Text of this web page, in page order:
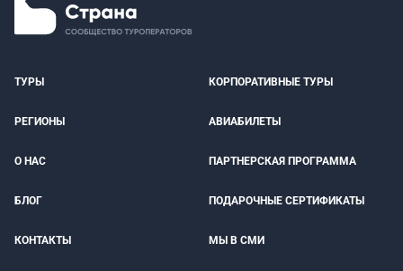
ТУРЫ КОРПОРАТИВНЫЕ ТУРЫ
РЕГИОНЫ АВИАБИЛЕТЫ
О НАС ПАРТНЕРСКАЯ ПРОГРАММА
БЛОГ ПОДАРОЧНЫЕ СЕРТИФИКАТЫ
КОНТАКТЫ МЫ В СМИ